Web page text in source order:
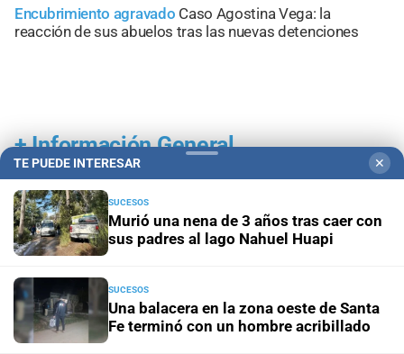
Encubrimiento agravado Caso Agostina Vega: la
reacción de sus abuelos tras las nuevas detenciones
+Información General
TE PUEDE INTERESAR ✕
SUCESOS
Murió una nena de 3 años tras caer con
sus padres al lago Nahuel Huapi
SUCESOS
Una balacera en la zona oeste de Santa
Fe terminó con un hombre acribillado